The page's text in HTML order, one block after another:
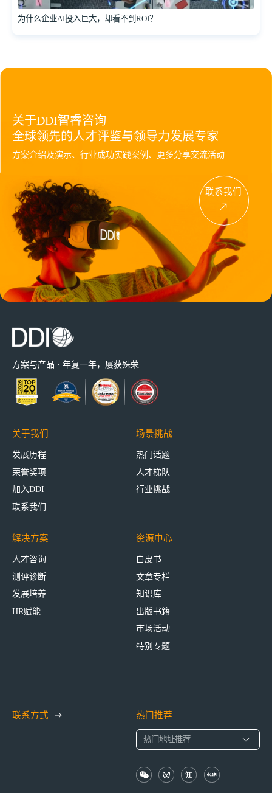
为什么企业AI投入巨大，却看不到ROI？
关于DDI智睿咨询
全球领先的人才评鉴与领导力发展专家
方案介绍及演示、行业成功实践案例、更多分享交流活动
联系我们
方案与产品 · 年复一年，屡获殊荣
关于我们
发展历程
荣誉奖项
加入DDI
联系我们
场景挑战
热门话题
人才梯队
行业挑战
解决方案
人才咨询
测评诊断
发展培养
HR赋能
资源中心
白皮书
文章专栏
知识库
出版书籍
市场活动
特别专题
联系方式 热门推荐